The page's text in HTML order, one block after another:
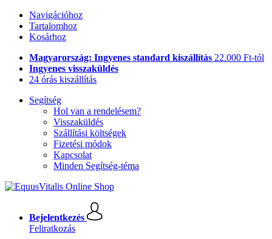
Navigációhoz
Tartalomhoz
Kosárhoz
Magyarország: Ingyenes standard kiszállítás 22.000 Ft-tól
Ingyenes visszaküldés
24 órás kiszállítás
Segítség
Hol van a rendelésem?
Visszaküldés
Szállítási költségek
Fizetési módok
Kapcsolat
Minden Segítség-téma
Bejelentkezés
Feliratkozás